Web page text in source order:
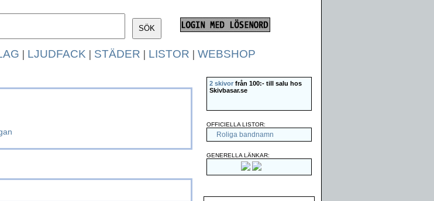
| LJUDFACK | STÄDER | LISTOR | WEBSHOP
2 skivor från 100:- till salu hos
Skivbasar.se
OFFICIELLA LISTOR:
Roliga bandnamn
GENERELLA LÄNKAR: